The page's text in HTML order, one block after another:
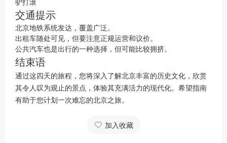
交通提示
北京地铁系统发达，覆盖广泛。
出租车随处可见，但要注意正规运营和议价。
公共汽车也是出行的一种选择，但可能比较拥挤。
结束语
通过这四天的旅程，您将深入了解北京丰富的历史文化，欣赏
其令人叹为观止的景点，体验其充满活力的现代化。希望指南
有助于您计划一次难忘的北京之旅。
加入收藏